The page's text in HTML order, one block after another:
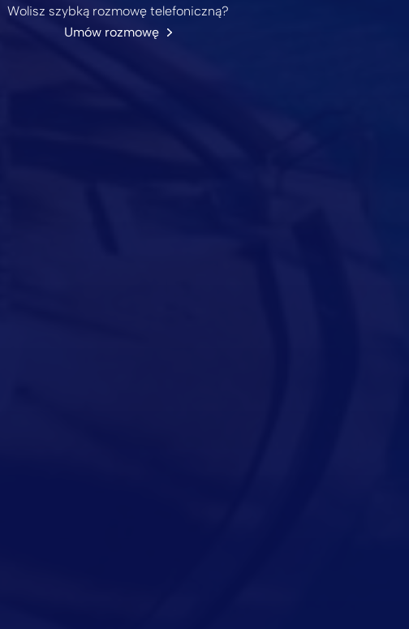
Wolisz szybką rozmowę telefoniczną?
Umów rozmowę